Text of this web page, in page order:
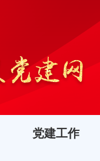
党建工作